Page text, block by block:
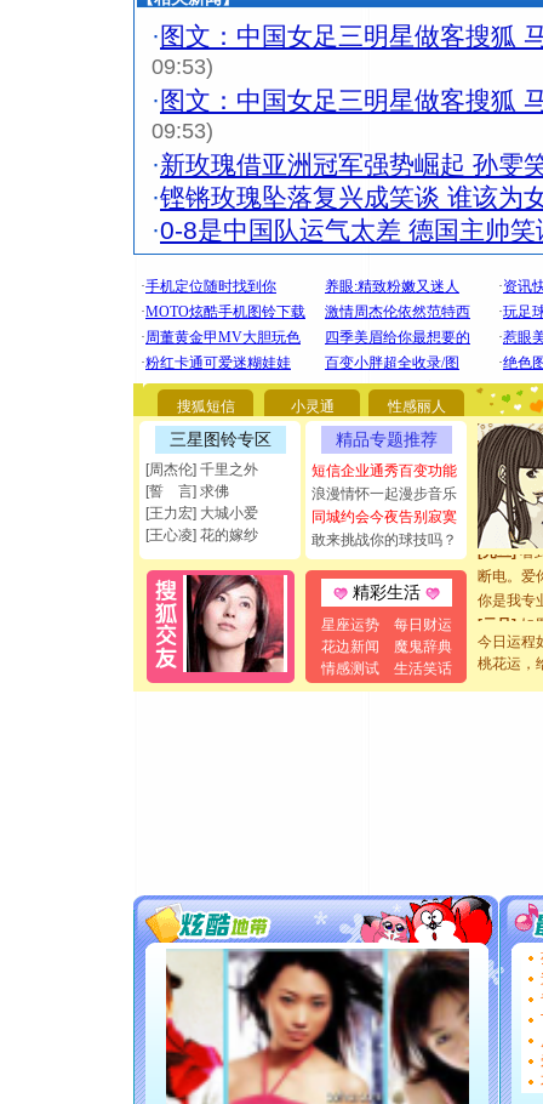
· 图文：中国女足三明星做客搜狐
09:53)
· 图文：中国女足三明星做客搜狐
09:53)
·新玫瑰借亚洲冠军强势崛起 孙雯
·铿锵玫瑰坠落复兴成笑谈 谁该为
·0-8是中国队运气太差 德国主帅
搜狐短信 小灵通 性感丽人
三星图铃专区
[周杰伦] 千里之外
[誓 言] 求佛
[王力宏] 大城小爱
[王心凌] 花的嫁纱
精品专题推荐
短信企业通秀百变功能
浪漫情怀一起漫步音乐
同城约会今夜告别寂寞
敢来挑战你的球技吗？
精彩生活
星座运势
每日财运
花边新闻
魔鬼辞典
情感测试
生活笑话
[圣诞节]
你太多
要平安！
[圣诞节]
能正大光
都要快乐
[圣诞节]
如意,快
[元旦]看
断电。爱
你是我专
[元旦] 如
起；二是
离。水晶
[元旦]当
[圣诞节]
你太多
要平安
[圣诞节]
能正大
都要快乐
[圣诞节]
如意,快
[元旦]
今日运程
桃花运，